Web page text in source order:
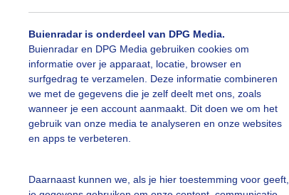
Buienradar is onderdeel van DPG Media.
Buienradar en DPG Media gebruiken cookies om
informatie over je apparaat, locatie, browser en
surfgedrag te verzamelen. Deze informatie combineren
we met de gegevens die je zelf deelt met ons, zoals
wanneer je een account aanmaakt. Dit doen we om het
gebruik van onze media te analyseren en onze websites
en apps te verbeteren.
Daarnaast kunnen we, als je hier toestemming voor geeft,
René Gemaakt: 15-09-2025, 46x bekeken